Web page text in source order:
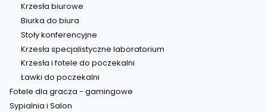
Krzesła biurowe
Biurka do biura
Stoły konferencyjne
Krzesła specjalistyczne laboratorium
Krzesła i fotele do poczekalni
Ławki do poczekalni
Fotele dla gracza - gamingowe
Sypialnia i Salon